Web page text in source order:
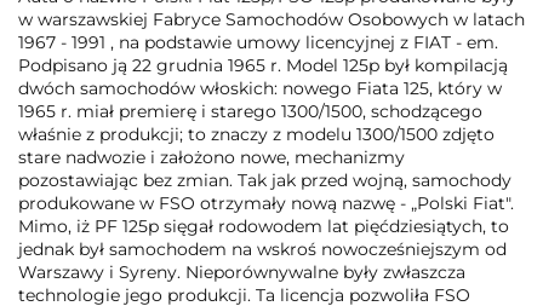
w warszawskiej Fabryce Samochodów Osobowych w latach
1967 - 1991 , na podstawie umowy licencyjnej z FIAT - em.
Podpisano ją 22 grudnia 1965 r. Model 125p był kompilacją
dwóch samochodów włoskich: nowego Fiata 125, który w
1965 r. miał premierę i starego 1300/1500, schodzącego
właśnie z produkcji; to znaczy z modelu 1300/1500 zdjęto
stare nadwozie i założono nowe, mechanizmy
pozostawiając bez zmian. Tak jak przed wojną, samochody
produkowane w FSO otrzymały nową nazwę - „Polski Fiat".
Mimo, iż PF 125p sięgał rodowodem lat pięćdziesiątych, to
jednak był samochodem na wskroś nowocześniejszym od
Warszawy i Syreny. Nieporównywalne były zwłaszcza
technologie jego produkcji. Ta licencja pozwoliła FSO